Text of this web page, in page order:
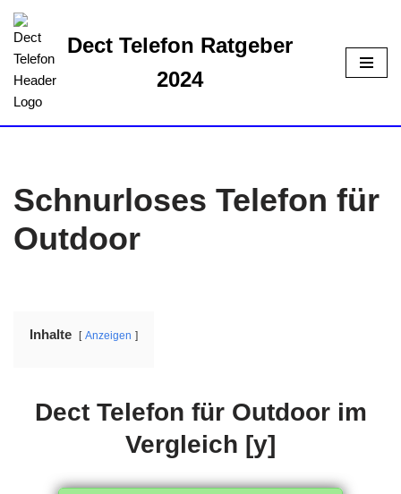
Dect Telefon Ratgeber
2024
Schnurloses Telefon für
Outdoor
Inhalte Anzeigen
Dect Telefon für Outdoor im
Vergleich [y]